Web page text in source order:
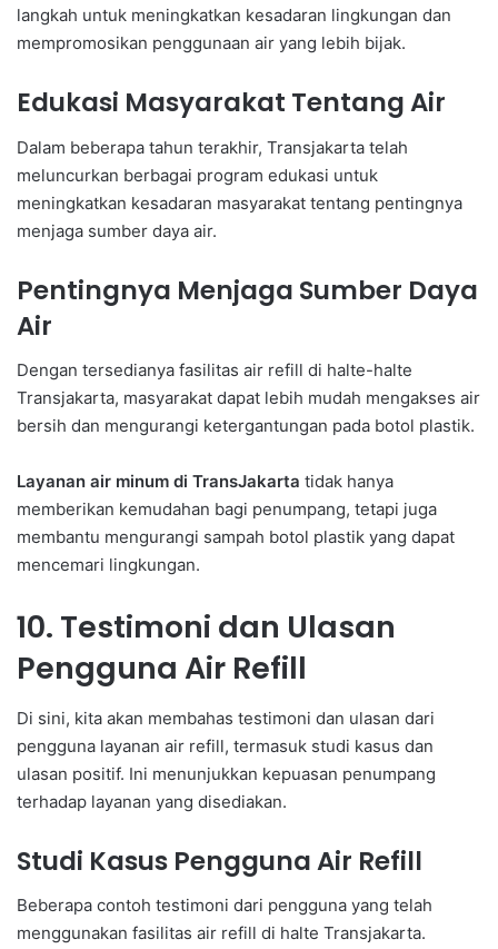
langkah untuk meningkatkan kesadaran lingkungan dan
mempromosikan penggunaan air yang lebih bijak.
Edukasi Masyarakat Tentang Air
Dalam beberapa tahun terakhir, Transjakarta telah
meluncurkan berbagai program edukasi untuk
meningkatkan kesadaran masyarakat tentang pentingnya
menjaga sumber daya air.
Pentingnya Menjaga Sumber Daya
Air
Dengan tersedianya fasilitas air refill di halte-halte
Transjakarta, masyarakat dapat lebih mudah mengakses air
bersih dan mengurangi ketergantungan pada botol plastik.
Layanan air minum di TransJakarta tidak hanya
memberikan kemudahan bagi penumpang, tetapi juga
membantu mengurangi sampah botol plastik yang dapat
mencemari lingkungan.
10. Testimoni dan Ulasan
Pengguna Air Refill
Di sini, kita akan membahas testimoni dan ulasan dari
pengguna layanan air refill, termasuk studi kasus dan
ulasan positif. Ini menunjukkan kepuasan penumpang
terhadap layanan yang disediakan.
Studi Kasus Pengguna Air Refill
Beberapa contoh testimoni dari pengguna yang telah
menggunakan fasilitas air refill di halte Transjakarta.